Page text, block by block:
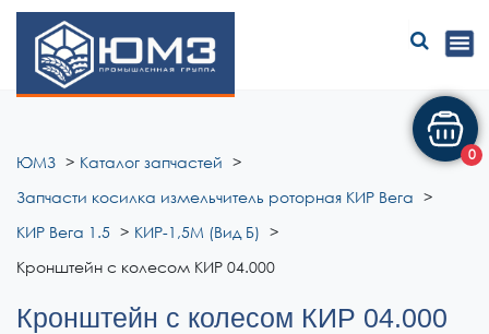
ЮМЗ
ЮМЗ
Каталог запчастей
Запчасти косилка измельчитель роторная КИР Вега
КИР Вега 1.5
КИР-1,5М (Вид Б)
Кронштейн с колесом КИР 04.000
Кронштейн с колесом КИР 04.000
0